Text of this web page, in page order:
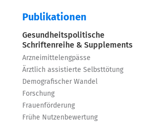
Publikationen
Gesundheitspolitische
Schriftenreihe & Supplements
Arzneimittelengpässe
Ärztlich assistierte Selbsttötung
Demografischer Wandel
Forschung
Frauenförderung
Frühe Nutzenbewertung